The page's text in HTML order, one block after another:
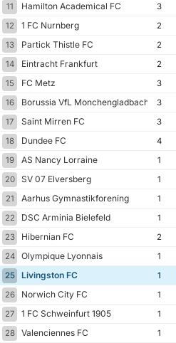
11
Hamilton Academical FC 3
12
1 FC Nurnberg 2
13
Partick Thistle FC 2
14
Eintracht Frankfurt 2
15
FC Metz 3
16
Borussia VfL Monchengladbach 3
17
Saint Mirren FC 3
18
Dundee FC 4
19
AS Nancy Lorraine 1
20
SV 07 Elversberg 1
21
Aarhus Gymnastikforening 1
22
DSC Arminia Bielefeld 1
23
Hibernian FC 2
24
Olympique Lyonnais 1
25
Livingston FC 1
26
Norwich City FC 1
27
1 FC Schweinfurt 1905 1
28
Valenciennes FC 1